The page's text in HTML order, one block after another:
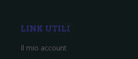
LINK UTILI
Il mio account